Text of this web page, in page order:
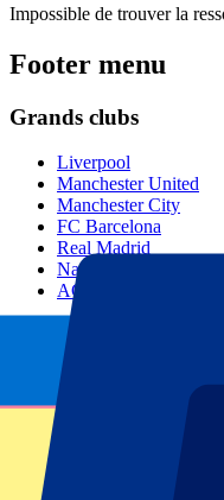
Impossible de trouver la
Footer menu
Grands clubs
Liverpool
Manchester United
Manchester City
FC Barcelona
Real Madrid
Napoli
AC Milan
Événements populaires
GP Espagne